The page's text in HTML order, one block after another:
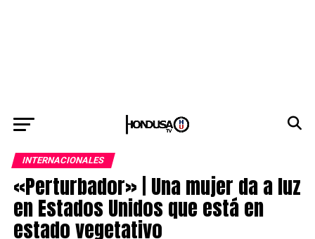
INTERNACIONALES
«Perturbador» | Una mujer da a luz
en Estados Unidos que está en
estado vegetativo